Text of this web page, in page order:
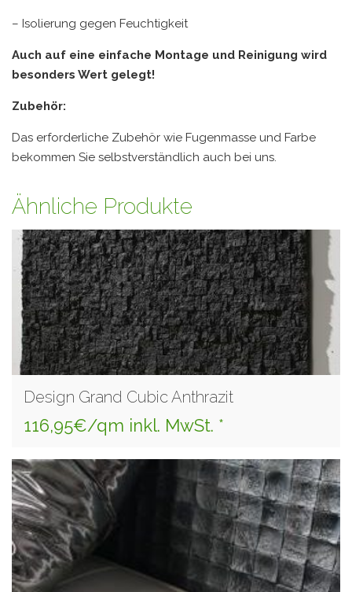
– Isolierung gegen Feuchtigkeit
Auch auf eine einfache Montage und Reinigung wird
besonders Wert gelegt!
Zubehör:
Das erforderliche Zubehör wie Fugenmasse und Farbe
bekommen Sie selbstverständlich auch bei uns.
Ähnliche Produkte
Design Grand Cubic Anthrazit
116,95€/qm inkl. MwSt. *